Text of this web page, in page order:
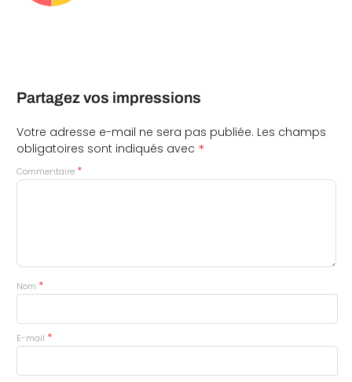
Partagez vos impressions
Votre adresse e-mail ne sera pas publiée. Les champs
obligatoires sont indiqués avec *
Commentaire *
Nom *
E-mail *